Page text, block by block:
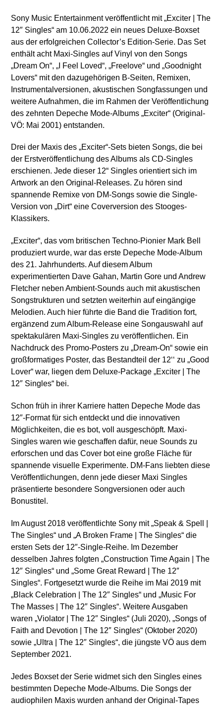
Sony Music Entertainment veröffentlicht mit „Exciter | The
12″ Singles“ am 10.06.2022 ein neues Deluxe-Boxset
aus der erfolgreichen Collector’s Edition-Serie. Das Set
enthält acht Maxi-Singles auf Vinyl von den Songs
„Dream On“, „I Feel Loved“, „Freelove“ und „Goodnight
Lovers“ mit den dazugehörigen B-Seiten, Remixen,
Instrumentalversionen, akustischen Songfassungen und
weitere Aufnahmen, die im Rahmen der Veröffentlichung
des zehnten Depeche Mode-Albums „Exciter“ (Original-
VÖ: Mai 2001) entstanden.
Drei der Maxis des „Exciter“-Sets bieten Songs, die bei
der Erstveröffentlichung des Albums als CD-Singles
erschienen. Jede dieser 12“ Singles orientiert sich im
Artwork an den Original-Releases. Zu hören sind
spannende Remixe von DM-Songs sowie die Single-
Version von „Dirt“ eine Coverversion des Stooges-
Klassikers.
„Exciter“, das vom britischen Techno-Pionier Mark Bell
produziert wurde, war das erste Depeche Mode-Album
des 21. Jahrhunderts. Auf diesem Album
experimentierten Dave Gahan, Martin Gore und Andrew
Fletcher neben Ambient-Sounds auch mit akustischen
Songstrukturen und setzten weiterhin auf eingängige
Melodien. Auch hier führte die Band die Tradition fort,
ergänzend zum Album-Release eine Songauswahl auf
spektakulären Maxi-Singles zu veröffentlichen. Ein
Nachdruck des Promo-Posters zu „Dream-On“ sowie ein
großformatiges Poster, das Bestandteil der 12‘‘ zu „Good
Lover“ war, liegen dem Deluxe-Package „Exciter | The
12″ Singles“ bei.
Schon früh in ihrer Karriere hatten Depeche Mode das
12″-Format für sich entdeckt und die innovativen
Möglichkeiten, die es bot, voll ausgeschöpft. Maxi-
Singles waren wie geschaffen dafür, neue Sounds zu
erforschen und das Cover bot eine große Fläche für
spannende visuelle Experimente. DM-Fans liebten diese
Veröffentlichungen, denn jede dieser Maxi Singles
präsentierte besondere Songversionen oder auch
Bonustitel.
Im August 2018 veröffentlichte Sony mit „Speak & Spell |
The Singles“ und „A Broken Frame | The Singles“ die
ersten Sets der 12″-Single-Reihe. Im Dezember
desselben Jahres folgten „Construction Time Again | The
12″ Singles“ und „Some Great Reward | The 12″
Singles“. Fortgesetzt wurde die Reihe im Mai 2019 mit
„Black Celebration | The 12″ Singles“ und „Music For
The Masses | The 12″ Singles“. Weitere Ausgaben
waren „Violator | The 12″ Singles“ (Juli 2020), „Songs of
Faith and Devotion | The 12″ Singles“ (Oktober 2020)
sowie „Ultra | The 12″ Singles“, die jüngste VÖ aus dem
September 2021.
Jedes Boxset der Serie widmet sich den Singles eines
bestimmten Depeche Mode-Albums. Die Songs der
audiophilen Maxis wurden anhand der Original-Tapes